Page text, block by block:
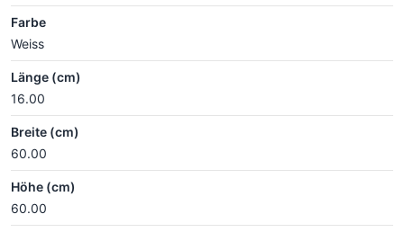
Farbe
Weiss
Länge (cm)
16.00
Breite (cm)
60.00
Höhe (cm)
60.00